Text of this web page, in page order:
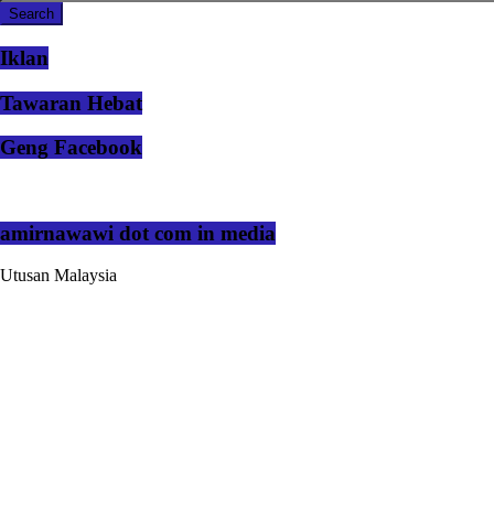
Iklan
Tawaran Hebat
Geng Facebook
amirnawawi dot com in media
Utusan Malaysia